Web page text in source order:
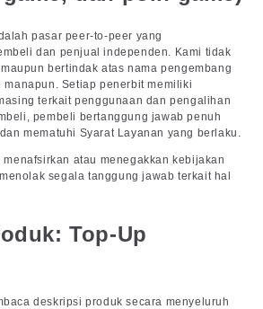
pasar peer-to-peer yang
dan penjual independen. Kami tidak
bertindak atas nama pengembang
manapun. Setiap penerbit memiliki
terkait penggunaan dan pengalihan
pembeli bertanggung jawab penuh
mematuhi Syarat Layanan yang berlaku.
menafsirkan atau menegakkan kebijakan
segala tanggung jawab terkait hal
Top-Up
deskripsi produk secara menyeluruh